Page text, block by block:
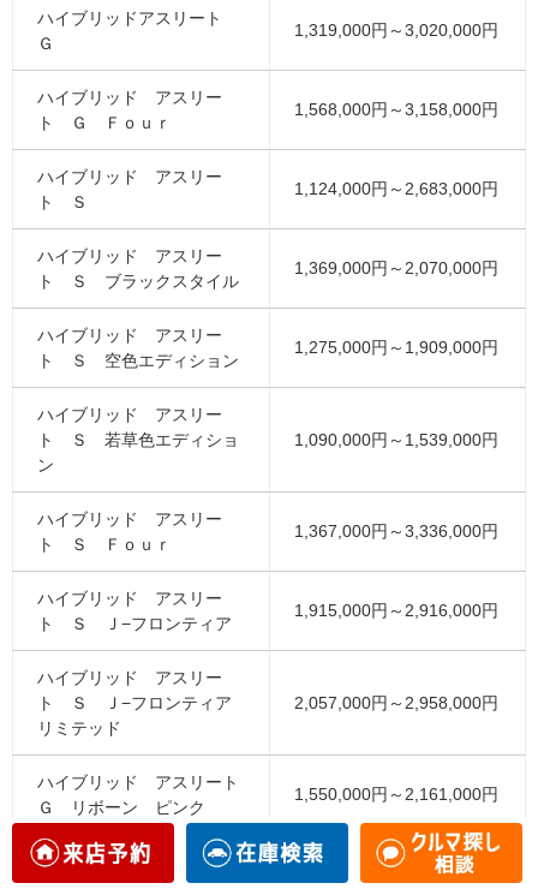
ハイブリッドアスリート
Ｇ
1,319,000円～3,020,000円
ハイブリッド アスリー
ト Ｇ Ｆｏｕｒ
1,568,000円～3,158,000円
ハイブリッド アスリー
ト Ｓ
1,124,000円～2,683,000円
ハイブリッド アスリー
ト Ｓ ブラックスタイル
1,369,000円～2,070,000円
ハイブリッド アスリー
ト Ｓ 空色エディション
1,275,000円～1,909,000円
ハイブリッド アスリー
ト Ｓ 若草色エディショ
ン
1,090,000円～1,539,000円
ハイブリッド アスリー
ト Ｓ Ｆｏｕｒ
1,367,000円～3,336,000円
ハイブリッド アスリー
ト Ｓ Ｊ−フロンティア
1,915,000円～2,916,000円
ハイブリッド アスリー
ト Ｓ Ｊ−フロンティア
リミテッド
2,057,000円～2,958,000円
ハイブリッド アスリート
Ｇ リボーン ピンク
1,550,000円～2,161,000円
ハイブリッド アスリート